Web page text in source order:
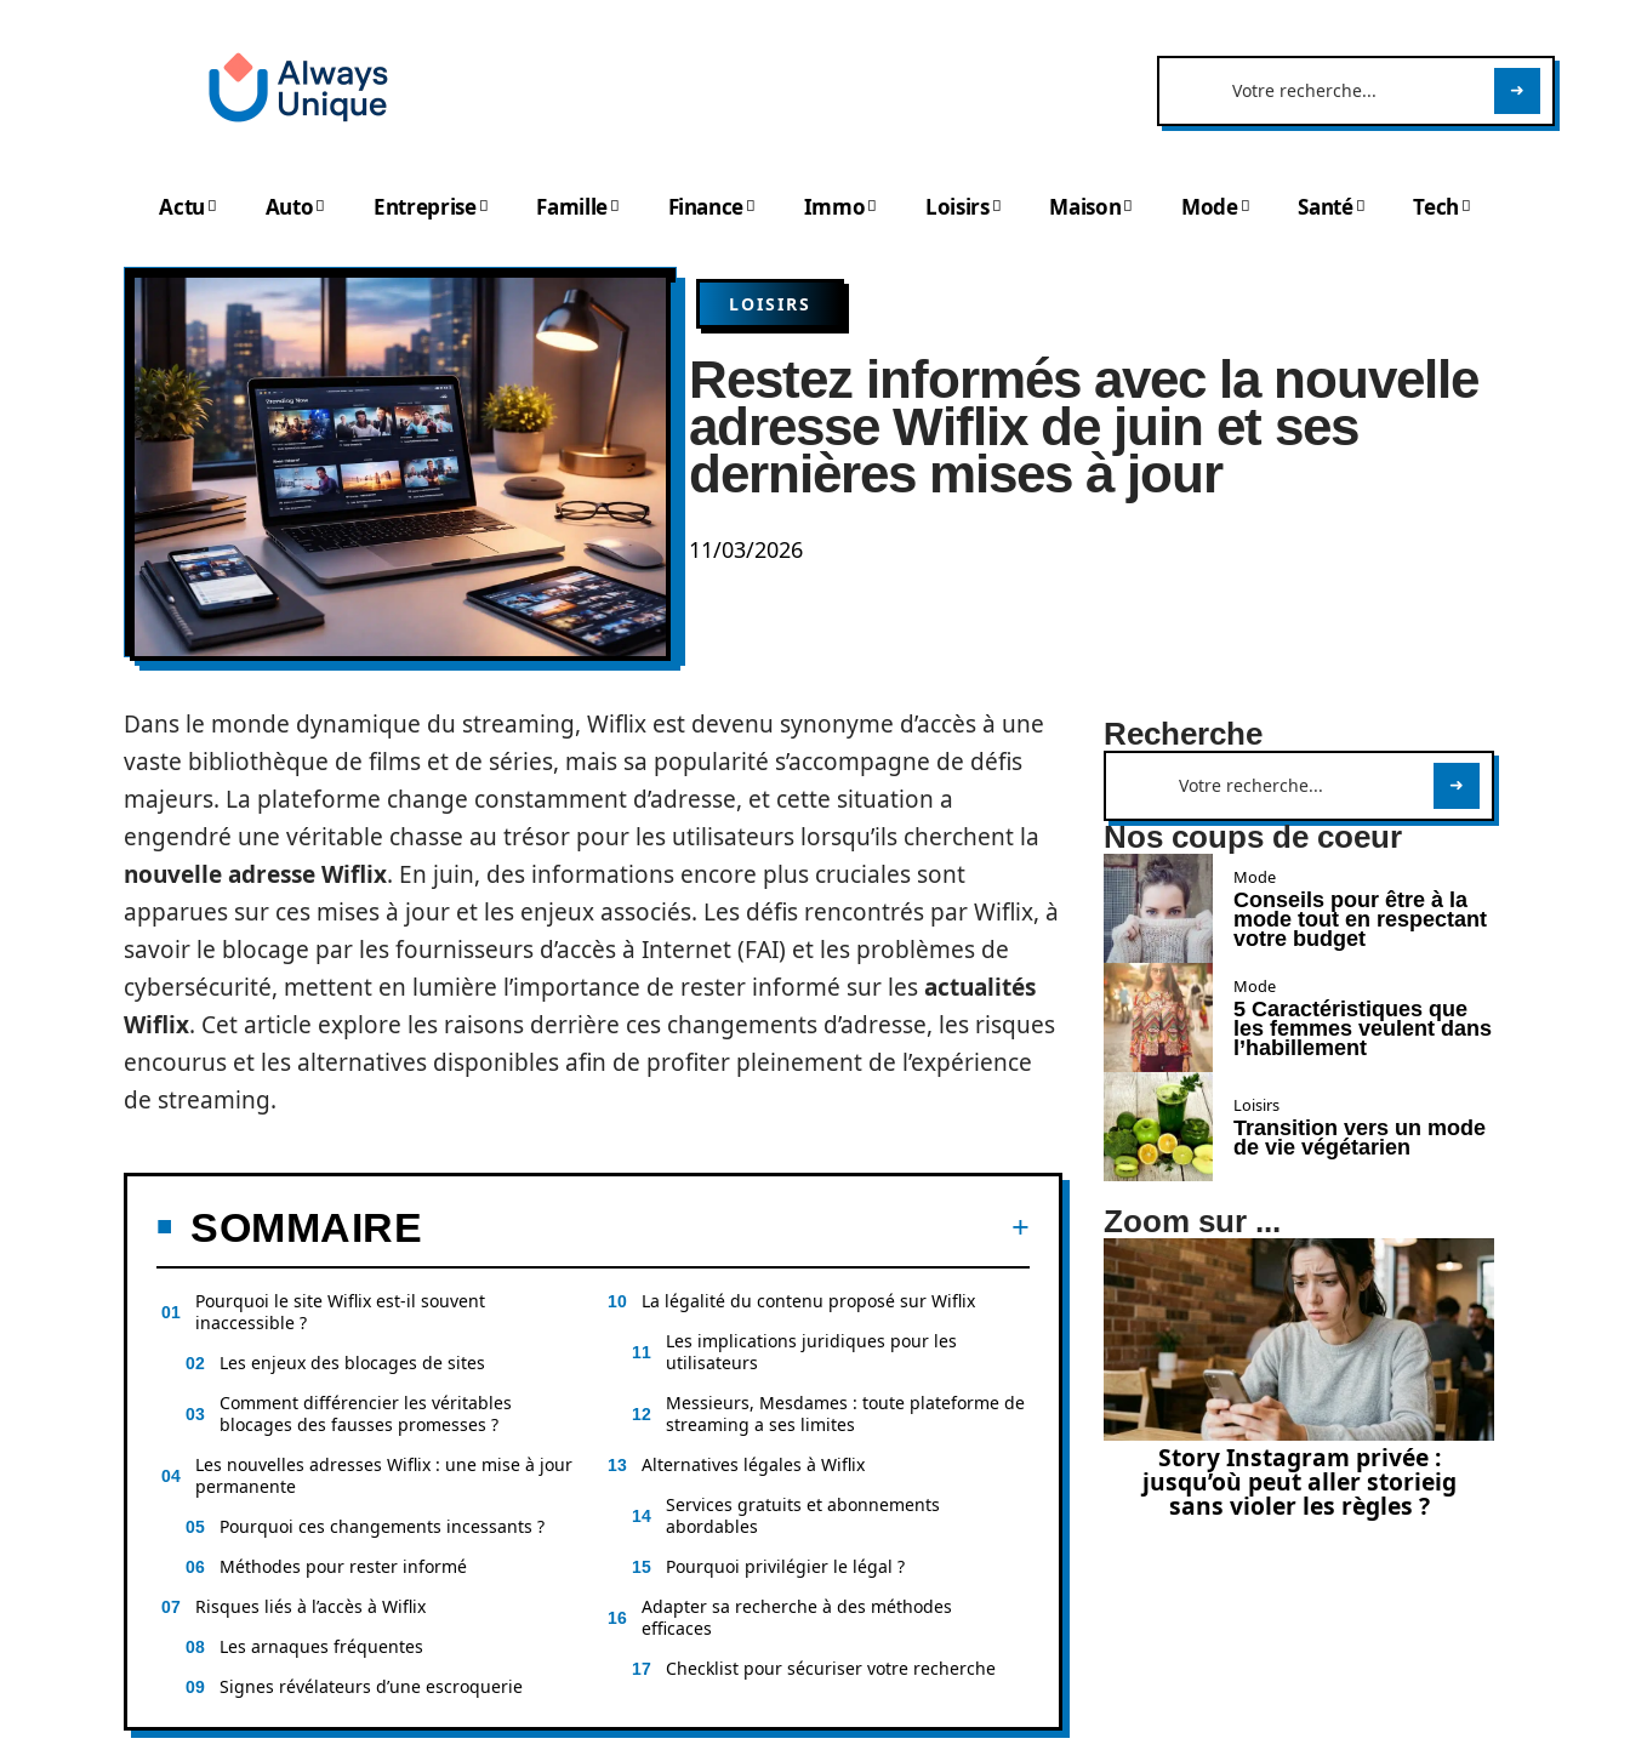
Actu Auto Entreprise Famille Finance Immo Loisirs Maison Mode Santé Tech
LOISIRS
Restez informés avec la nouvelle
adresse Wiflix de juin et ses
dernières mises à jour
11/03/2026
Dans le monde dynamique du streaming, Wiflix est devenu synonyme d’accès à une
vaste bibliothèque de films et de séries, mais sa popularité s’accompagne de défis
majeurs. La plateforme change constamment d’adresse, et cette situation a
engendré une véritable chasse au trésor pour les utilisateurs lorsqu’ils cherchent la
nouvelle adresse Wiflix. En juin, des informations encore plus cruciales sont
apparues sur ces mises à jour et les enjeux associés. Les défis rencontrés par Wiflix, à
savoir le blocage par les fournisseurs d’accès à Internet (FAI) et les problèmes de
cybersécurité, mettent en lumière l’importance de rester informé sur lesactualités
Wiflix. Cet article explore les raisons derrière ces changements d’adresse, les risques
encourus et les alternatives disponibles afin de profiter pleinement de l’expérience
de streaming.
SOMMAIRE
Pourquoi le site Wiflix est-il souvent
inaccessible ?
Les enjeux des blocages de sites
Comment différencier les véritables
blocages des fausses promesses ?
Les nouvelles adresses Wiflix : une mise à jour
permanente
Pourquoi ces changements incessants ?
Méthodes pour rester informé
Risques liés à l’accès à Wiflix
Les arnaques fréquentes
Signes révélateurs d’une escroquerie
La légalité du contenu proposé sur Wiflix
Les implications juridiques pour les
utilisateurs
Messieurs, Mesdames : toute plateforme de
streaming a ses limites
Alternatives légales à Wiflix
Services gratuits et abonnements
abordables
Pourquoi privilégier le légal ?
Adapter sa recherche à des méthodes
efficaces
Checklist pour sécuriser votre recherche
Recherche
Nos coups de coeur
Mode
Conseils pour être à la
mode tout en respectant
votre budget
Mode
5 Caractéristiques que
les femmes veulent dans
l’habillement
Loisirs
Transition vers un mode
de vie végétarien
Zoom sur ...
Story Instagram privée :
jusqu’où peut aller storieig
sans violer les règles ?